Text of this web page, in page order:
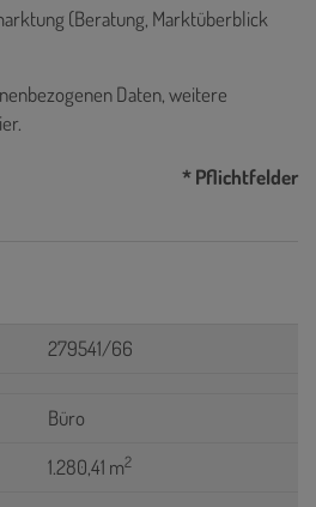
(Beratung, Marktüberblick
Daten, weitere
.
* Pflichtfelder
279541/66
Büro
1.280,41 m2